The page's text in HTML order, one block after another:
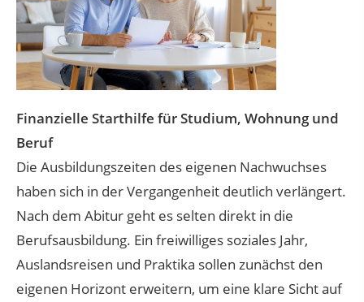
Finanzielle Starthilfe für Studium, Wohnung und
Beruf
Die Ausbildungszeiten des eigenen Nachwuchses
haben sich in der Vergangenheit deutlich verlängert.
Nach dem Abitur geht es selten direkt in die
Berufsausbildung. Ein freiwilliges soziales Jahr,
Auslandsreisen und Praktika sollen zunächst den
eigenen Horizont erweitern, um eine klare Sicht auf